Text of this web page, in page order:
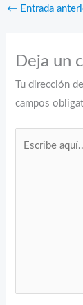
← Entrada
Deja un
Tu dirección
campos